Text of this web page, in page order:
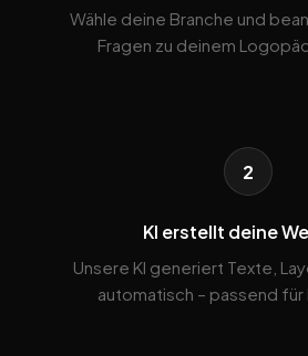
Wähle deine Branche und
Fragen zu deinem
2
KI erstellt deine
Unsere KI generiert Texte,
automatisch – passend für